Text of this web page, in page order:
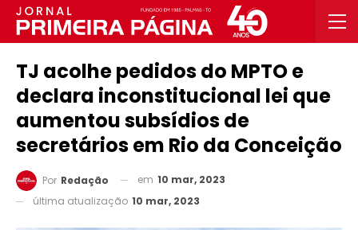
TJ acolhe pedidos do MPTO e
declara inconstitucional lei que
aumentou subsídios de
secretários em Rio da Conceição
Por Redação em 10 mar, 2023
última atualização 10 mar, 2023